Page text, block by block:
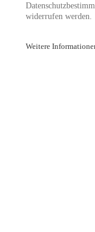
widerrufen werden.
Weitere